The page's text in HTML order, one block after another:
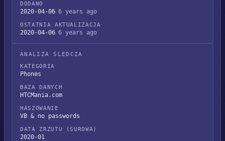
DODANO
2020-04-06 6 years ago
OSTATNIA AKTUALIZACJA
2020-04-06 6 years ago
ANALIZA ŚLEDCZA
KATEGORIA
Phones
BAZA DANYCH
HTCMania.com
HASZOWANIE
VB & no passwords
DATA ZRZUTU (SUROWA)
2020-01